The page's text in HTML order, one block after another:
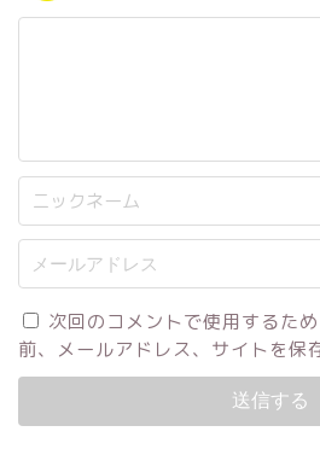
次回のコメントで使用するた
前、メールアドレス、サイトを保